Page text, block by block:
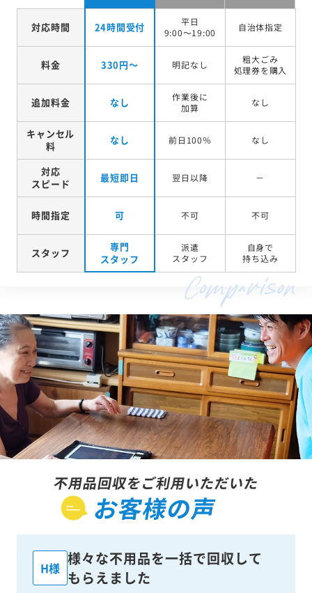
対応時間 24時間受付
平日
9:00～19:00
自治体指定
料金 330円～ 明記なし
粗大ごみ
処理券を購入
追加料金 なし
作業後に
加算
なし
キャンセル
料
なし 前日100％ なし
対応
スピード
最短即日 翌日以降 －
時間指定 可 不可 不可
スタッフ
専門
スタッフ
派遣
スタッフ
自身で
持ち込み
不用品回収をご利用いただいた
お客様の声
H様
様々な不用品を一括で回収して
もらえました